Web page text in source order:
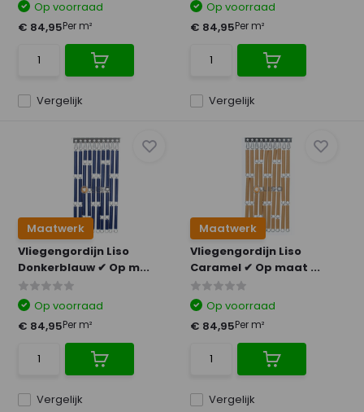
Vergelijk
Op voorraad
€ 84,95Per m²
Vergelijk
Op voorraad
€ 84,95Per m²
Maatwerk
Vliegengordijn Liso
Donkerblauw ✔ Op m...
Vergelijk
Op voorraad
€ 84,95Per m²
Maatwerk
Vliegengordijn Liso
Caramel ✔ Op maat ...
Vergelijk
Op voorraad
€ 84,95Per m²